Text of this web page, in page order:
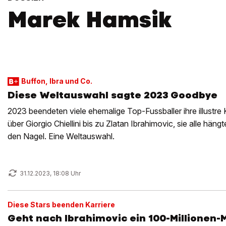
Marek Hamsik
Buffon, Ibra und Co.
Diese Weltauswahl sagte 2023 Goodbye
2023 beendeten viele ehemalige Top-Fussballer ihre illustre
über Giorgio Chiellini bis zu Zlatan Ibrahimovic, sie alle
den Nagel. Eine Weltauswahl.
31.12.2023, 18:08 Uhr
Diese Stars beenden Karriere
Geht nach Ibrahimovic ein 100-Millionen-